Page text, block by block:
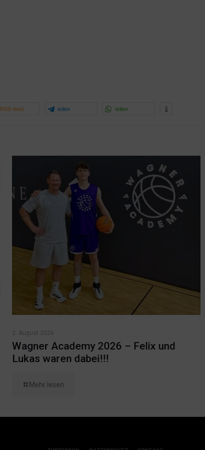
RSS-feed teilen teilen
2. August 2026
Wagner Academy 2026 – Felix und
Lukas waren dabei!!!
Mehr lesen